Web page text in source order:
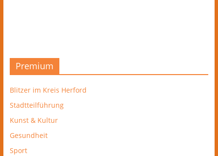
Premium
Blitzer im Kreis Herford
Stadtteilführung
Kunst & Kultur
Gesundheit
Sport